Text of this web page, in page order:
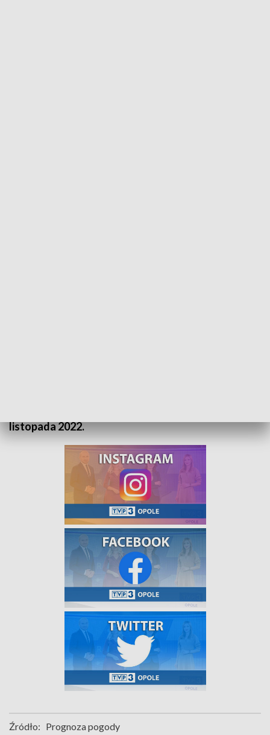
listopada 2022.
Źródło: Prognoza pogody